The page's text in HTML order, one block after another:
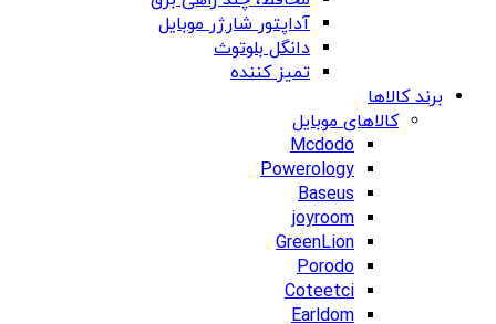
آداپتور شارژر موبایل
دانگل بلوتوث
تمیز کننده
برند کالاها
کالاهای موبایل
Mcdodo
Powerology
Baseus
joyroom
GreenLion
Porodo
Coteetci
Earldom